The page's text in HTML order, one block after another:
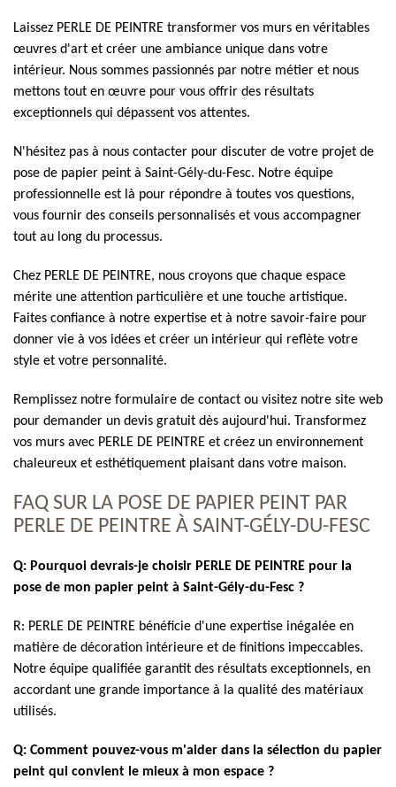
Laissez PERLE DE PEINTRE transformer vos murs en véritables
œuvres d'art et créer une ambiance unique dans votre
intérieur. Nous sommes passionnés par notre métier et nous
mettons tout en œuvre pour vous offrir des résultats
exceptionnels qui dépassent vos attentes.
N'hésitez pas à nous contacter pour discuter de votre projet de
pose de papier peint à Saint-Gély-du-Fesc. Notre équipe
professionnelle est là pour répondre à toutes vos questions,
vous fournir des conseils personnalisés et vous accompagner
tout au long du processus.
Chez PERLE DE PEINTRE, nous croyons que chaque espace
mérite une attention particulière et une touche artistique.
Faites confiance à notre expertise et à notre savoir-faire pour
donner vie à vos idées et créer un intérieur qui reflète votre
style et votre personnalité.
Remplissez notre formulaire de contact ou visitez notre site web
pour demander un devis gratuit dès aujourd'hui. Transformez
vos murs avec PERLE DE PEINTRE et créez un environnement
chaleureux et esthétiquement plaisant dans votre maison.
FAQ SUR LA POSE DE PAPIER PEINT PAR
PERLE DE PEINTRE À SAINT-GÉLY-DU-FESC
Q: Pourquoi devrais-je choisir PERLE DE PEINTRE pour la
pose de mon papier peint à Saint-Gély-du-Fesc ?
R: PERLE DE PEINTRE bénéficie d'une expertise inégalée en
matière de décoration intérieure et de finitions impeccables.
Notre équipe qualifiée garantit des résultats exceptionnels, en
accordant une grande importance à la qualité des matériaux
utilisés.
Q: Comment pouvez-vous m'aider dans la sélection du papier
peint qui convient le mieux à mon espace ?